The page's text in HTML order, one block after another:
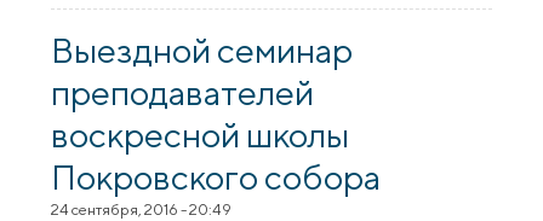
экскурсию для студентов химико-
технологического лицея
Выездной семинар
преподавателей
воскресной школы
Покровского собора
24 сентября, 2016 - 20:49